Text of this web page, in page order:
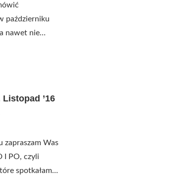
październiku
nawet nie…
’16
zapraszam Was
I PO, czyli
spotkałam…